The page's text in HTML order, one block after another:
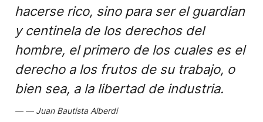
hacerse rico, sino para ser el guardian
y centinela de los derechos del
hombre, el primero de los cuales es el
derecho a los frutos de su trabajo, o
bien sea, a la libertad de industria.
Juan Bautista Alberdi